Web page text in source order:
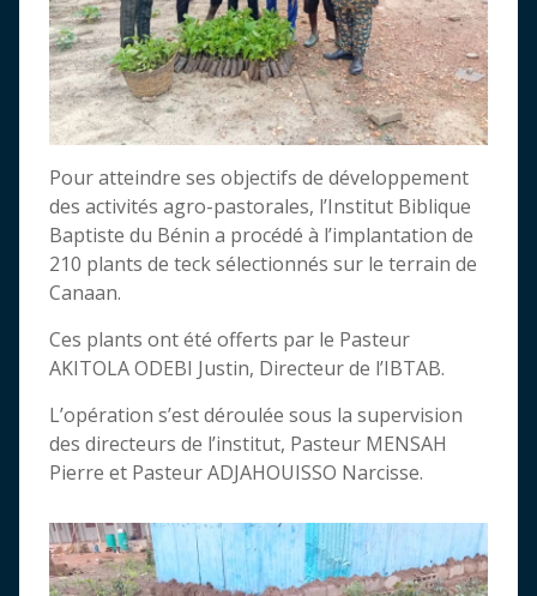
Pour atteindre ses objectifs de développement
des activités agro-pastorales, l’Institut Biblique
Baptiste du Bénin a procédé à l’implantation de
210 plants de teck sélectionnés sur le terrain de
Canaan.
Ces plants ont été offerts par le Pasteur
AKITOLA ODEBI Justin, Directeur de l’IBTAB.
L’opération s’est déroulée sous la supervision
des directeurs de l’institut, Pasteur MENSAH
Pierre et Pasteur ADJAHOUISSO Narcisse.